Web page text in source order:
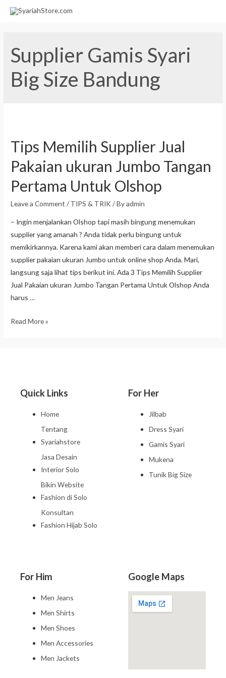
Supplier Gamis Syari
Big Size Bandung
Tips Memilih Supplier Jual
Pakaian ukuran Jumbo Tangan
Pertama Untuk Olshop
Leave a Comment / TIPS & TRIK/ Byadmin
– Ingin menjalankan Olshop tapi masih bingung menemukan
supplier yang amanah ? Anda tidak perlu bingung untuk
memikirkannya. Karena kami akan memberi cara dalam menemukan
supplier pakaian ukuran Jumbo untuk online shop Anda. Mari,
langsung saja lihat tips berikut ini. Ada 3 Tips Memilih Supplier
Jual Pakaian ukuran Jumbo Tangan Pertama Untuk Olshop Anda
harus …
Read More »
Quick Links
Home
Tentang
Syariahstore
Jasa Desain
Interior Solo
Bikin Website
Fashion di Solo
Konsultan
Fashion Hijab Solo
For Her
Jilbab
Dress Syari
Gamis Syari
Mukena
Tunik Big Size
For Him
Men Jeans
Men Shirts
Men Shoes
Men Accessories
Men Jackets
Google Maps